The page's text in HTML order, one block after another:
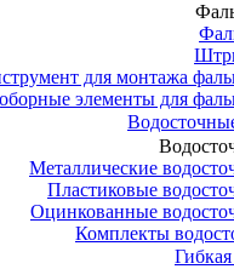
для монтажа
элементы для
Металлические
Пластиковые
Оцинкованные
Комплекты